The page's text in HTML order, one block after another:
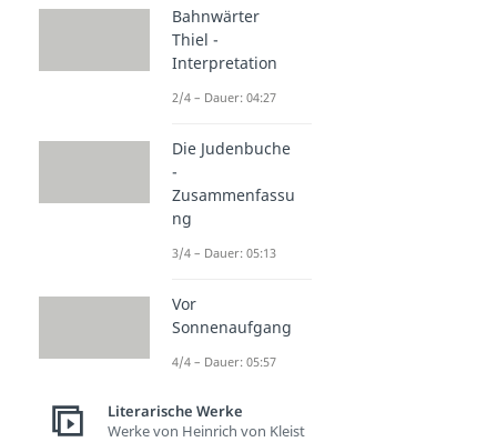
Bahnwärter
Thiel -
Interpretation
2/4 – Dauer: 04:27
Die Judenbuche
-
Zusammenfassu
ng
3/4 – Dauer: 05:13
Vor
Sonnenaufgang
4/4 – Dauer: 05:57
Literarische Werke
Werke von Heinrich von Kleist